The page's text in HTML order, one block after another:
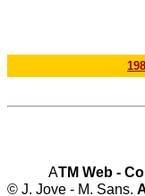
ATM Web -
© J. Jove - M. Sans.